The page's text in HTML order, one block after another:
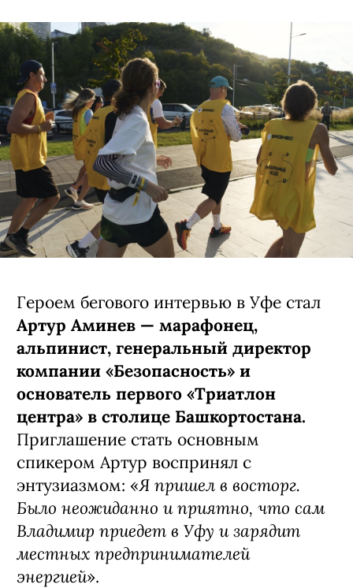
Героем бегового интервью в Уфе стал
Артур Аминев — марафонец,
альпинист, генеральный директор
компании «Безопасность» и
основатель первого «Триатлон
центра» в столице Башкортостана.
Приглашение стать основным
спикером Артур воспринял с
энтузиазмом: «Я пришел в восторг.
Было неожиданно и приятно, что сам
Владимир приедет в Уфу и зарядит
местных предпринимателей
энергией».